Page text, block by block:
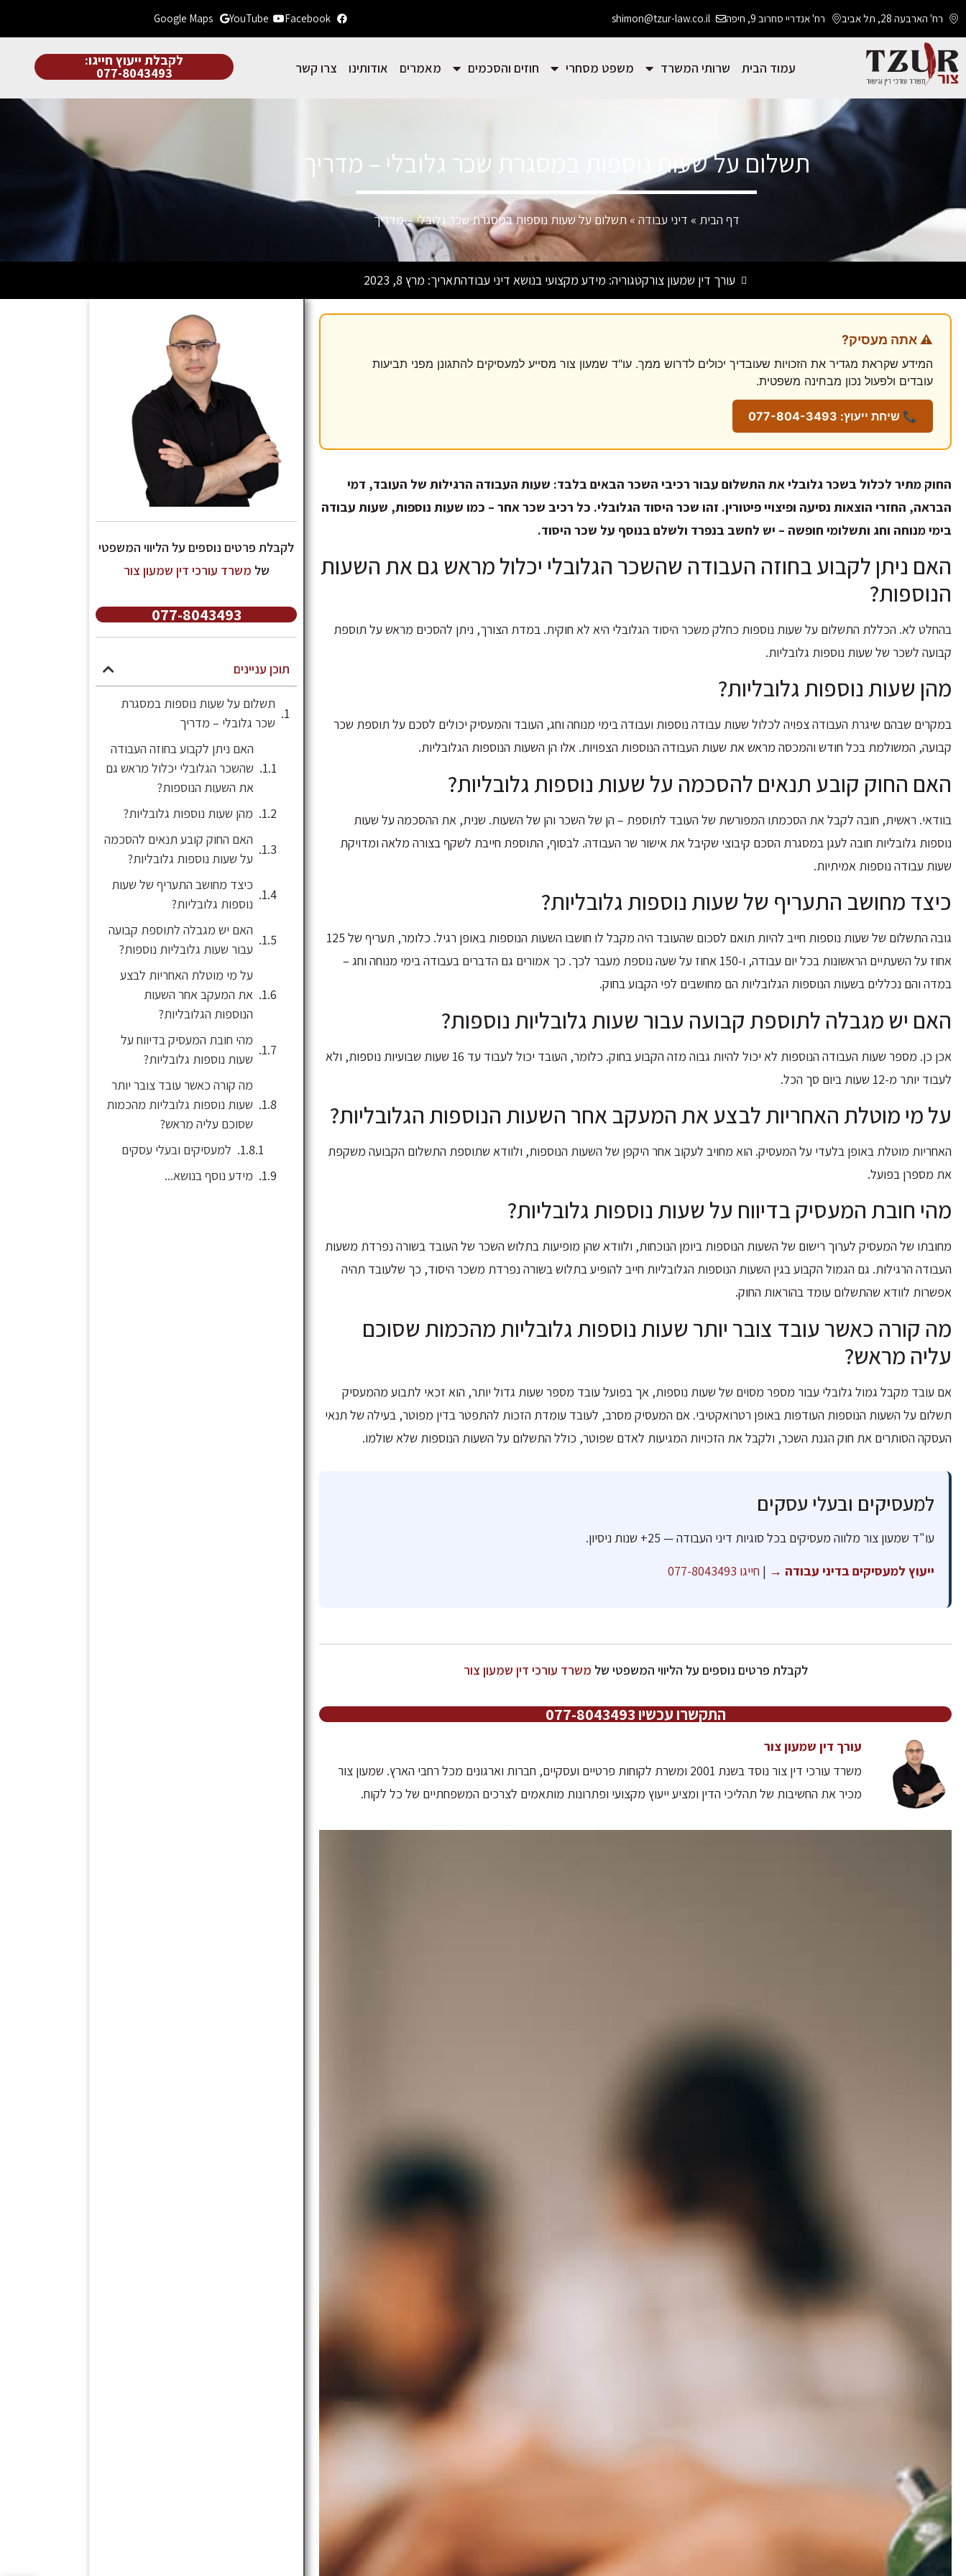
רח' הארבעה 28, תל אביב רח' אנדריי סחרוב 9, חיפה shimon@tzur-law.co.il
Facebook
YouTube
Google Maps
עמוד הבית שרותי המשרד משפט מסחרי חוזים והסכמים מאמרים אודותינו צרו קשר לקבלת ייעוץ חייגו:
077-8043493
תשלום על שעות נוספות במסגרת שכר גלובלי – מדריך
דף הבית » דיני עבודה » תשלום על שעות נוספות במסגרת שכר גלובלי – מדריך
עורך דין שמעון צורקטגוריה: מידע מקצועי בנושא דיני עבודהתאריך: מרץ 8, 2023
⚠️ אתה מעסיק?
המידע שקראת מגדיר את הזכויות שעובדיך יכולים לדרוש ממך. עו"ד שמעון צור מסייע למעסיקים להתגונן מפני תביעות
עובדים ולפעול נכון מבחינה משפטית.
📞 שיחת ייעוץ: 077-804-3493
החוק מתיר לכלול בשכר גלובלי את התשלום עבור רכיבי השכר הבאים בלבד: שעות העבודה הרגילות של העובד, דמי
הבראה, החזרי הוצאות נסיעה ופיצויי פיטורין. זהו שכר היסוד הגלובלי. כל רכיב שכר אחר – כמו שעות נוספות, שעות עבודה
בימי מנוחה וחג ותשלומי חופשה – יש לחשב בנפרד ולשלם בנוסף על שכר היסוד.
האם ניתן לקבוע בחוזה העבודה שהשכר הגלובלי יכלול מראש גם את השעות
הנוספות?
בהחלט לא. הכללת התשלום על שעות נוספות כחלק משכר היסוד הגלובלי היא לא חוקית. במדת הצורך, ניתן להסכים מראש על תוספת
קבועה לשכר של שעות נוספות גלובליות.
מהן שעות נוספות גלובליות?
במקרים שבהם שיגרת העבודה צפויה לכלול שעות עבודה נוספות ועבודה בימי מנוחה וחג, העובד והמעסיק יכולים לסכם על תוספת שכר
קבועה, המשולמת בכל חודש והמכסה מראש את שעות העבודה הנוספות הצפויות. אלו הן השעות הנוספות הגלובליות.
האם החוק קובע תנאים להסכמה על שעות נוספות גלובליות?
בוודאי. ראשית, חובה לקבל את הסכמתו המפורשת של העובד לתוספת – הן של השכר והן של השעות. שנית, את ההסכמה על שעות
נוספות גלובליות חובה לעגן במסגרת הסכם קיבוצי שקיבל את אישור שר העבודה. לבסוף, התוספת חייבת לשקף בצורה מלאה ומדויקת
שעות עבודה נוספות אמיתיות.
כיצד מחושב התעריף של שעות נוספות גלובליות?
גובה התשלום של שעות נוספות חייב להיות תואם לסכום שהעובד היה מקבל לו חושבו השעות הנוספות באופן רגיל. כלומר, תעריף של 125
אחוז על השעתיים הראשונות בכל יום עבודה, ו-150 אחוז על שעה נוספת מעבר לכך. כך אמורים גם הדברים בעבודה בימי מנוחה וחג –
במדה והם נכללים בשעות הנוספות הגלובליות הם מחושבים לפי הקבוע בחוק.
האם יש מגבלה לתוספת קבועה עבור שעות גלובליות נוספות?
אכן כן. מספר שעות העבודה הנוספות לא יכול להיות גבוה מזה הקבוע בחוק. כלומר, העובד יכול לעבוד עד 16 שעות שבועיות נוספות, ולא
לעבוד יותר מ-12 שעות ביום סך הכל.
על מי מוטלת האחריות לבצע את המעקב אחר השעות הנוספות הגלובליות?
האחריות מוטלת באופן בלעדי על המעסיק. הוא מחויב לעקוב אחר היקפן של השעות הנוספות, ולוודא שתוספת התשלום הקבועה משקפת
את מספרן בפועל.
מהי חובת המעסיק בדיווח על שעות נוספות גלובליות?
מחובתו של המעסיק לערוך רישום של השעות הנוספות ביומן הנוכחות, ולוודא שהן מופיעות בתלוש השכר של העובד בשורה נפרדת משעות
העבודה הרגילות. גם הגמול הקבוע בגין השעות הנוספות הגלובליות חייב להופיע בתלוש בשורה נפרדת משכר היסוד, כך שלעובד תהיה
אפשרות לוודא שהתשלום עומד בהוראות החוק.
מה קורה כאשר עובד צובר יותר שעות נוספות גלובליות מהכמות שסוכם
עליה מראש?
אם עובד מקבל גמול גלובלי עבור מספר מסוים של שעות נוספות, אך בפועל עובד מספר שעות גדול יותר, הוא זכאי לתבוע מהמעסיק
תשלום על השעות הנוספות העודפות באופן רטרואקטיבי. אם המעסיק מסרב, לעובד עומדת הזכות להתפטר בדין מפוטר, בעילה של תנאי
העסקה הסותרים את חוק הגנת השכר, ולקבל את הזכויות המגיעות לאדם שפוטר, כולל התשלום על השעות הנוספות שלא שולמו.
למעסיקים ובעלי עסקים
עו"ד שמעון צור מלווה מעסיקים בכל סוגיות דיני העבודה — 25+ שנות ניסיון.
ייעוץ למעסיקים בדיני עבודה → | חייגו 077-8043493
לקבלת פרטים נוספים על הליווי המשפטי של משרד עורכי דין שמעון צור
התקשרו עכשיו 077-8043493
עורך דין שמעון צור
משרד עורכי דין צור נוסד בשנת 2001 ומשרת לקוחות פרטיים ועסקיים, חברות וארגונים מכל רחבי הארץ. שמעון צור
מכיר את החשיבות של תהליכי הדין ומציע ייעוץ מקצועי ופתרונות מותאמים לצרכים המשפחתיים של כל לקוח.
לקבלת פרטים נוספים על הליווי המשפטי
של משרד עורכי דין שמעון צור
077-8043493
תוכן עניינים
תשלום על שעות נוספות במסגרת
שכר גלובלי – מדריך
האם ניתן לקבוע בחוזה העבודה
שהשכר הגלובלי יכלול מראש גם
את השעות הנוספות?
מהן שעות נוספות גלובליות?
האם החוק קובע תנאים להסכמה
על שעות נוספות גלובליות?
כיצד מחושב התעריף של שעות
נוספות גלובליות?
האם יש מגבלה לתוספת קבועה
עבור שעות גלובליות נוספות?
על מי מוטלת האחריות לבצע
את המעקב אחר השעות
הנוספות הגלובליות?
מהי חובת המעסיק בדיווח על
שעות נוספות גלובליות?
מה קורה כאשר עובד צובר יותר
שעות נוספות גלובליות מהכמות
שסוכם עליה מראש?
למעסיקים ובעלי עסקים
מידע נוסף בנושא...